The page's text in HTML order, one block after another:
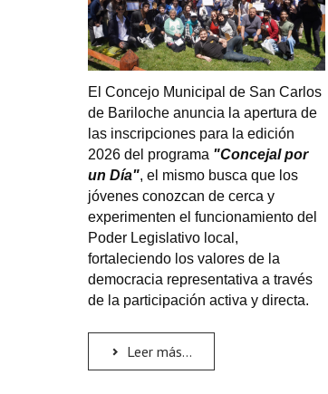
El Concejo Municipal de San Carlos
de Bariloche anuncia la apertura de
las inscripciones para la edición
2026 del programa "Concejal por
un Día", el mismo busca que los
jóvenes conozcan de cerca y
experimenten el funcionamiento del
Poder Legislativo local,
fortaleciendo los valores de la
democracia representativa a través
de la participación activa y directa.
Leer más...